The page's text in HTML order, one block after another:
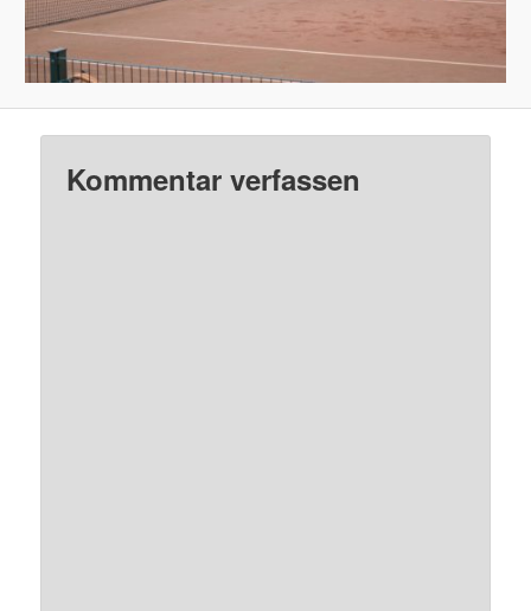
Kommentar verfassen